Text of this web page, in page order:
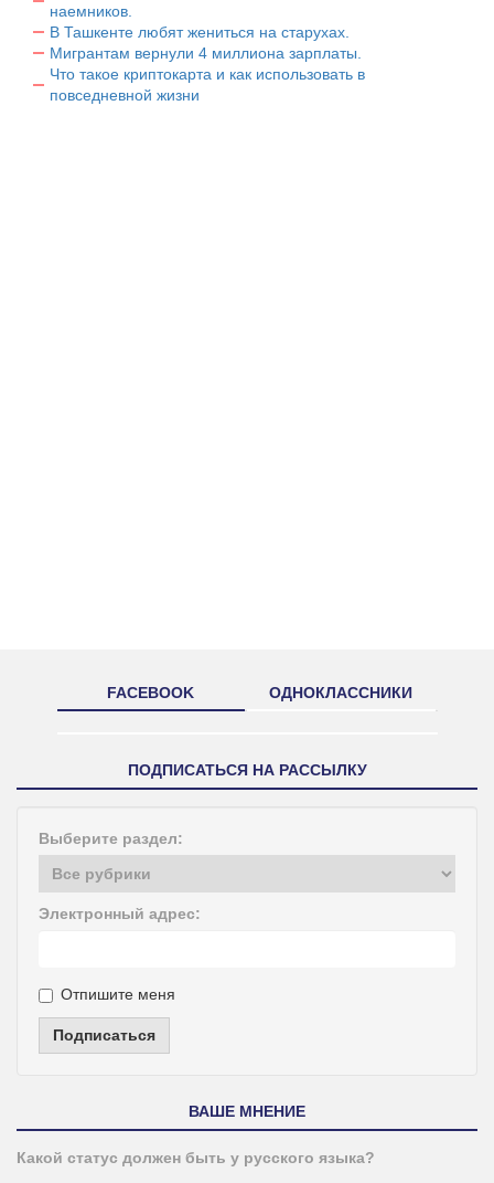
наемников.
В Ташкенте любят жениться на старухах.
Мигрантам вернули 4 миллиона зарплаты.
Что такое криптокарта и как использовать в
повседневной жизни
FACEBOOK ОДНОКЛАССНИКИ
ПОДПИСАТЬСЯ НА РАССЫЛКУ
Выберите раздел:
Электронный адрес:
Отпишите меня
Подписаться
ВАШЕ МНЕНИЕ
Какой статус должен быть у русского языка?